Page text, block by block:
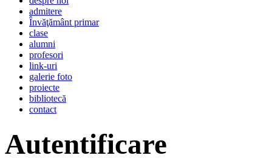
admitere
Învăţământ primar
clase
alumni
profesori
link-uri
galerie foto
proiecte
bibliotecă
contact
Autentificare